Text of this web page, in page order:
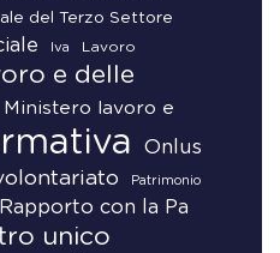
del Terzo Settore
Iva Lavoro
e delle
Ministero lavoro e
Onlus
Patrimonio
Rapporto con la Pa
unico